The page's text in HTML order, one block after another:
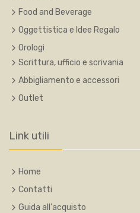
Food and Beverage
Oggettistica e Idee Regalo
Orologi
Scrittura, ufficio e scrivania
Abbigliamento e accessori
Outlet
Link utili
Home
Contatti
Guida all'acquisto